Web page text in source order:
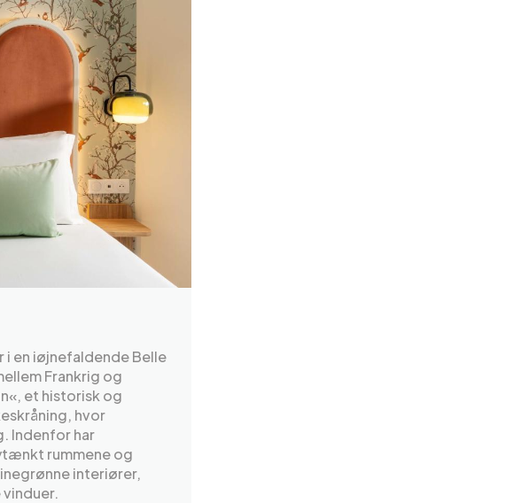
i en iøjnefaldende Belle
Frankrig og
et historisk og
hvor
Indenfor har
rummene og
interiører,